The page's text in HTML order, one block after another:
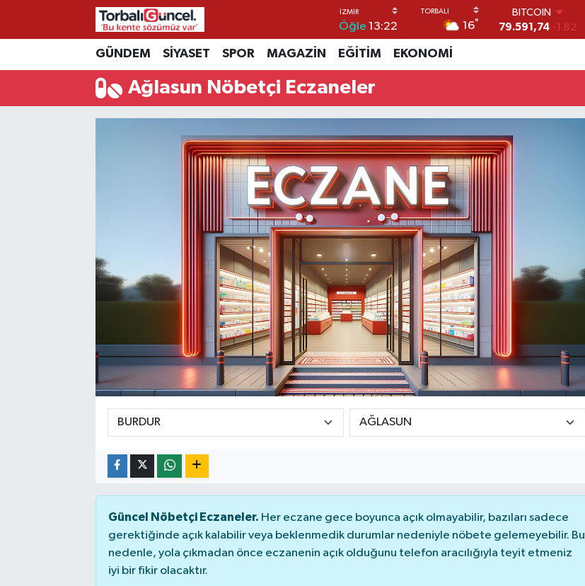
Öğle 13:22 16°
BITCOIN
79.591,74 -1.82
DOLAR
EURO
61,60380 0.18
6862,09000
GÜNDEM SİYASET SPOR MAGAZİN EĞİTİM EKONOMİ
Ağlasun Nöbetçi Eczaneler
Güncel Nöbetçi Eczaneler. Her eczane gece boyunca açık olmayabilir, bazıları sadece
gerektiğinde açık kalabilir veya beklenmedik durumlar nedeniyle nöbete gelemeyebilir. Bu
nedenle, yola çıkmadan önce eczanenin açık olduğunu telefon aracılığıyla teyit etmeniz
iyi bir fikir olacaktır.
İzmir Nöbetçi Eczaneler
İzmir Hava Durumu
İzmir Trafik Yoğunluk Haritası
Son Dakika Haberleri